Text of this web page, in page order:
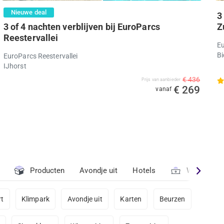
Nieuwe deal
3 of 4 nachten verblijven bij EuroParcs
Reestervallei
EuroParcs Reestervallei
IJhorst
Prijs van aanbieder € 436
vanaf € 269
3
Producten Avondje uit Hotels
Klimpark Avondje uit Karten Beurzen